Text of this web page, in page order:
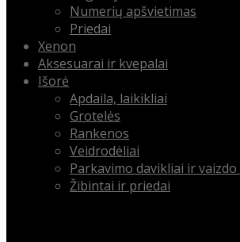
Numerių apšvietimas
Priedai
Xenon
Aksesuarai ir kvepalai
Išorė
Apdaila, laikikliai
Grotelės
Rankenos
Veidrodėliai
Parkavimo davikliai ir
Žibintai ir priedai